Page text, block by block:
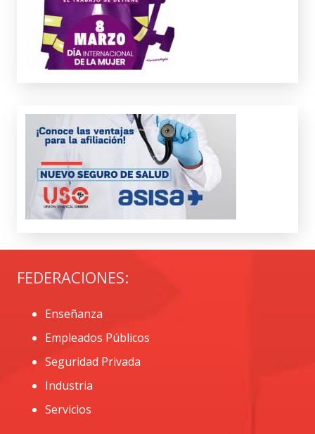
FEDERACIONES:
Enseñanza
Empleados Públicos
Seguridad Privada
Industria
Servicios